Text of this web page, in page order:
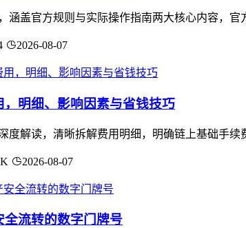
涵盖官方规则与实际操作指南两大核心内容，
2026-08-07
明细、影响因素与省钱技巧
度解读，清晰拆解费用明细，明确链上基础手
2026-08-07
流转的数字门牌号